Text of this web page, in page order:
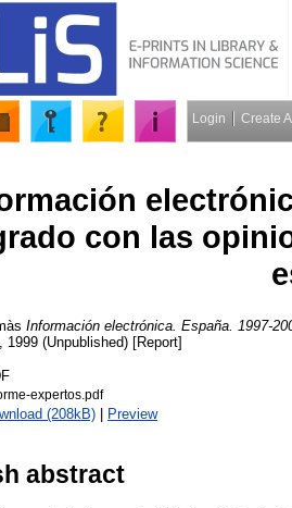
Login Create
con las
Información electrónica. España. 1997-
, 1999 (Unpublished) [Report]
expertos.pdf
(208kB) | Preview
abstract